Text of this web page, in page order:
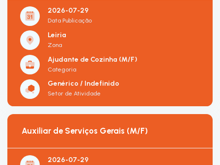
2026-07-29
Data Publicação
Leiria
Zona
Ajudante de Cozinha (M/F)
Categoria
Genérico / Indefinido
Setor de Atividade
Auxiliar de Serviços Gerais (M/F)
2026-07-29